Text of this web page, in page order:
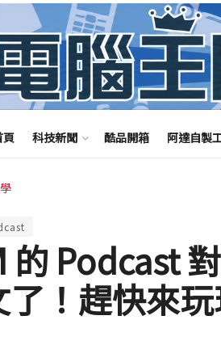
頁 科技新聞 酷品開箱 阿達自製
Podcast
！趕快來